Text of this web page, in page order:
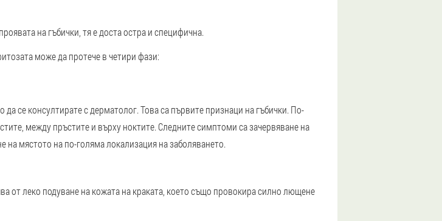
на гъбички, тя е доста остра и специфична.
може да протече в четири фази:
се консултирате с дерматолог. Това са първите признаци на гъбички. По-
между пръстите и върху ноктите. Следните симптоми са зачервяване на
на мястото на по-голяма локализация на заболяването.
от леко подуване на кожата на краката, което също провокира силно лющене